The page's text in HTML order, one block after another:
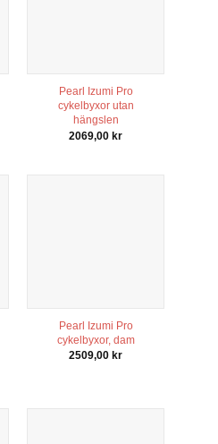
Pearl Izumi Pro
cykelbyxor utan
hängslen
2069,00kr
Pearl Izumi Pro
cykelbyxor, dam
2509,00kr